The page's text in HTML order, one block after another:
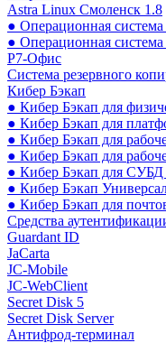
Astra Linux Смоленск 1.8
● Операционная
● Операционная
Р7-Офис
Система резервного
Кибер Бэкап
● Кибер Бэкап для
● Кибер Бэкап для
● Кибер Бэкап для
● Кибер Бэкап для
● Кибер Бэкап для СУБД
● Кибер Бэкап
● Кибер Бэкап для
Средства
Guardant ID
JaCarta
JC-Mobile
JC-WebClient
Secret Disk 5
Secret Disk Server
Антифрод-терминал